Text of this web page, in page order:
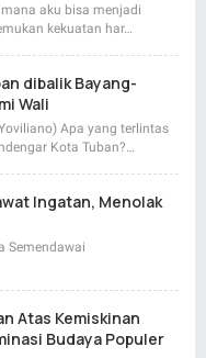
aku bisa menjadi
kekuatan har…
dibalik Bayang-
Wali
Apa yang terlintas
Kota Tuban?…
Ingatan, Menolak
Semendawai
Atas Kemiskinan
Budaya Populer